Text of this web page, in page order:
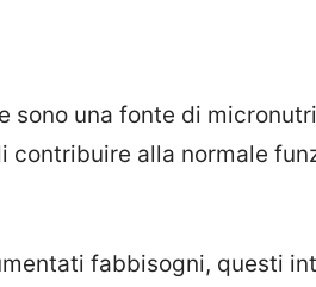
sono una fonte di
alla normale
fabbisogni, questi